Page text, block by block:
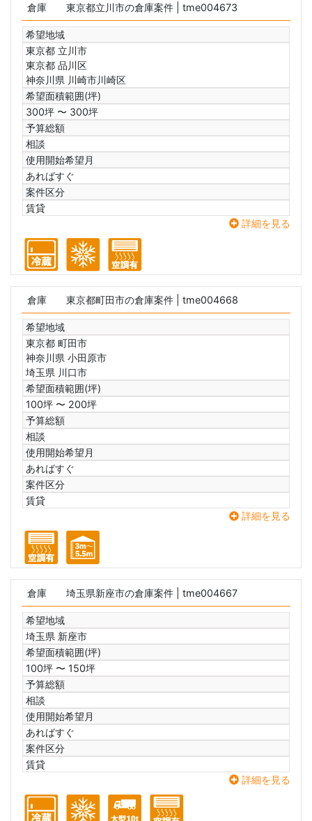
倉庫 東京都立川市の倉庫案件 | tme004673
希望地域
東京都 立川市
東京都 品川区
神奈川県 川崎市川崎区
希望面積範囲(坪)
300坪 〜 300坪
予算総額
相談
使用開始希望月
あればすぐ
案件区分
賃貸
詳細を見る
倉庫 東京都町田市の倉庫案件 | tme004668
希望地域
東京都 町田市
神奈川県 小田原市
埼玉県 川口市
希望面積範囲(坪)
100坪 〜 200坪
予算総額
相談
使用開始希望月
あればすぐ
案件区分
賃貸
詳細を見る
倉庫 埼玉県新座市の倉庫案件 | tme004667
希望地域
埼玉県 新座市
希望面積範囲(坪)
100坪 〜 150坪
予算総額
相談
使用開始希望月
あればすぐ
案件区分
賃貸
詳細を見る